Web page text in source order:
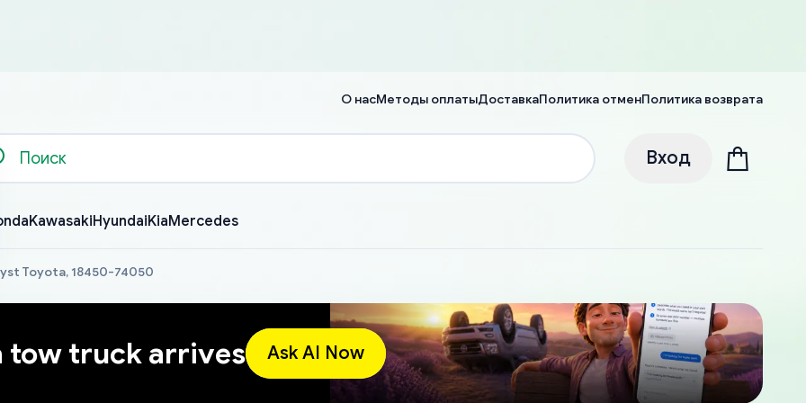
О насМетоды оплатыДоставкаПолитика отменПолитика возврата
Вход
KawasakiHyundaiKiaMercedes
Toyota, 18450-74050
tow truck arrives Ask AI Now